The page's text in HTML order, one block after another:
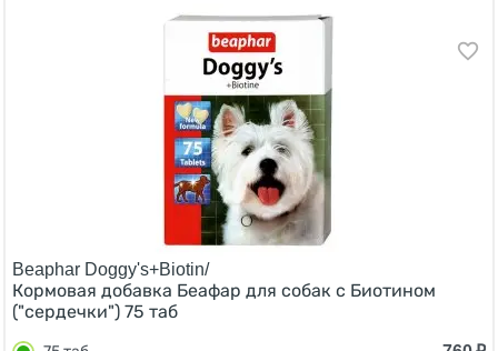
Beaphar Doggy's+Biotin/
Кормовая добавка Беафар для собак с Биотином
("сердечки") 75 таб